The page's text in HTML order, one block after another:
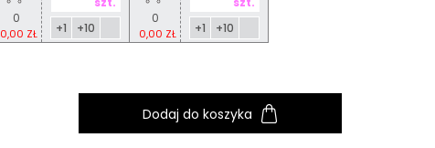
0
0,00 ZŁ +1 +10
0
0,00 ZŁ +1 +10
Dodaj do koszyka